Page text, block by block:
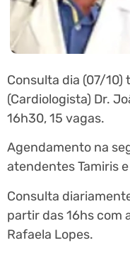
Consulta dia (07/
(Cardiologista) Dr.
16h30, 15 vagas.
Agendamento na
atendentes Tamiris
Consulta
partir das 16hs com
Rafaela Lopes.